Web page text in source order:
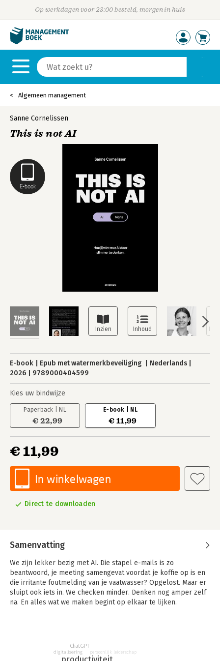
Op werkdagen voor 23:00 besteld, morgen in huis
Algemeen management
E-book
Sanne Cornelissen
This is not AI
E-book Epub met watermerkbeveiliging
Nederlands
2026
9789000404599
Kies uw bindwijze
Paperback | NL
€ 22,99
E-book | NL
€ 11,99
€ 11,99
In winkelwagen
Direct te downloaden
Samenvatting
We zijn lekker bezig met AI. Die stapel e-mails is zo
beantwoord, je meeting samengevat voordat je koffie op is en
die irritante foutmelding van je vaatwasser? Opgelost. Maar er
sluipt ook iets in. We checken minder. Denken nog amper zelf
na. En alles wat we maken begint op elkaar te lijken.
ook slimmer maken.
digitalisering
ChatGPT
persoonlijk leiderschap